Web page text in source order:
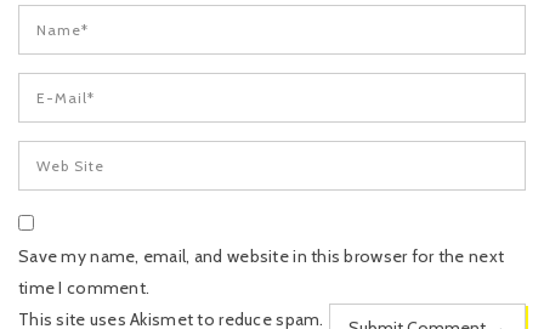
Save my name, email, and website in this browser for the next
time I comment.
This site uses Akismet to reduce spam.